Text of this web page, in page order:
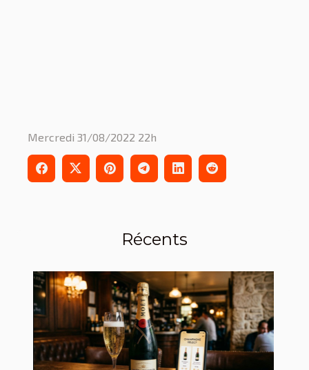
Récents
Mercredi 31/08/2022 22h